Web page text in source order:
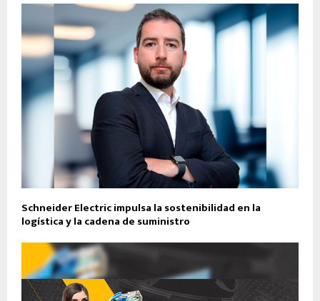
Schneider Electric impulsa la sostenibilidad en la
logística y la cadena de suministro